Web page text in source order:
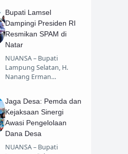
Bupati Lamsel
Dampingi Presiden RI
Resmikan SPAM di
Natar
NUANSA – Bupati
Lampung Selatan, H.
Nanang Erman…
Jaga Desa: Pemda dan
Kejaksaan Sinergi
Awasi Pengelolaan
Dana Desa
NUANSA – Bupati